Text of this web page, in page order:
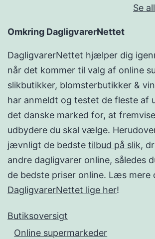
Se
Omkring DagligvarerNettet
DagligvarerNettet hjælper dig
når det kommer til valg af online
slikbutikker, blomsterbutikker &
har anmeldt og testet de fleste af
det danske marked for, at
udbydere du skal vælge.
jævnligt de bedste tilbud på slik,
andre dagligvarer online, således
de bedste priser online. Læs mere
DagligvarerNettet lige her!
Butiksoversigt
Online supermarkeder